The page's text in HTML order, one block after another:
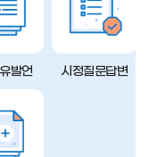
발언 시정질문답변